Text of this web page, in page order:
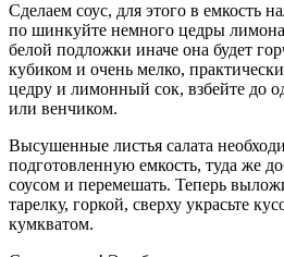
Сделаем соус, для этого в емкость
по шинкуйте немного цедры
белой подложки иначе она будет
кубиком и очень мелко,
цедру и лимонный сок, взбейте до
или венчиком.
Высушенные листья салата
подготовленную емкость, туда же
соусом и перемешать. Теперь
тарелку, горкой, сверху украсьте
кумкватом.